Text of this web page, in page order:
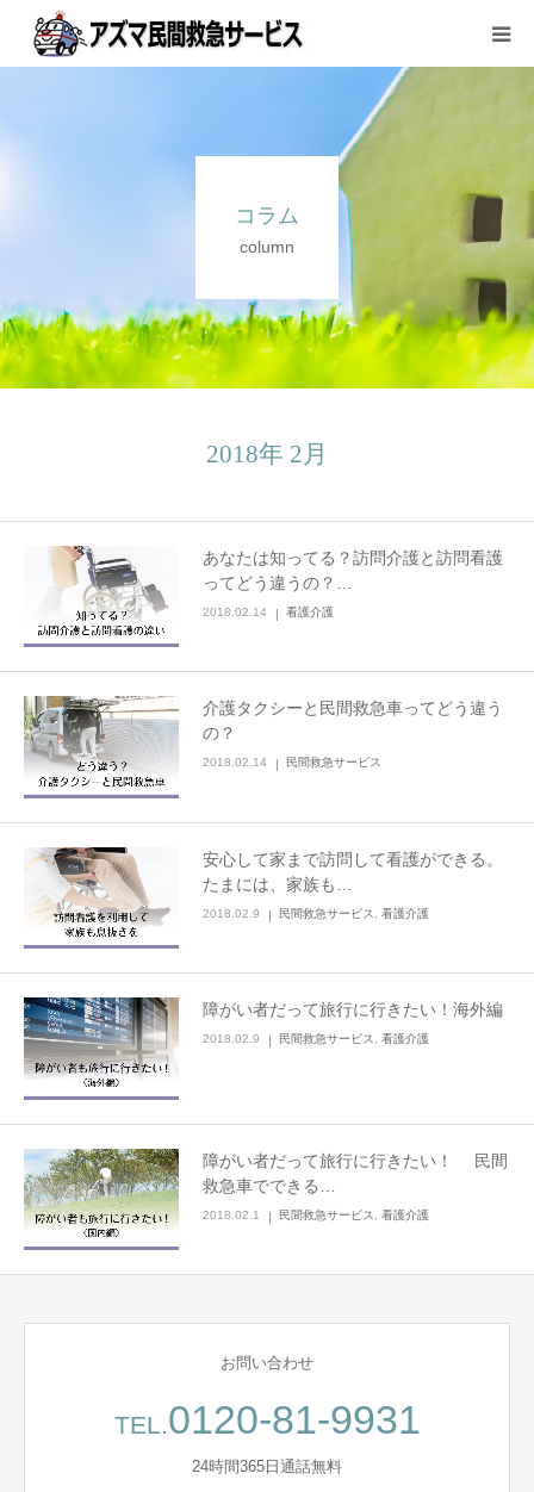
コラム
column
2018年 2月
あなたは知ってる？訪問介護と訪問看護
ってどう違うの？…
2018.02.14 看護介護
介護タクシーと民間救急車ってどう違う
の？
2018.02.14 民間救急サービス
安心して家まで訪問して看護ができる。
たまには、家族も…
2018.02.9 民間救急サービス 看護介護
障がい者だって旅行に行きたい！海外編
2018.02.9 民間救急サービス, 看護介護
障がい者だって旅行に行きたい！ 民間
救急車でできる…
2018.02.1 民間救急サービス 看護介護
お問い合わせ
TEL.0120-81-9931
24時間365日通話無料
お問い合わせ